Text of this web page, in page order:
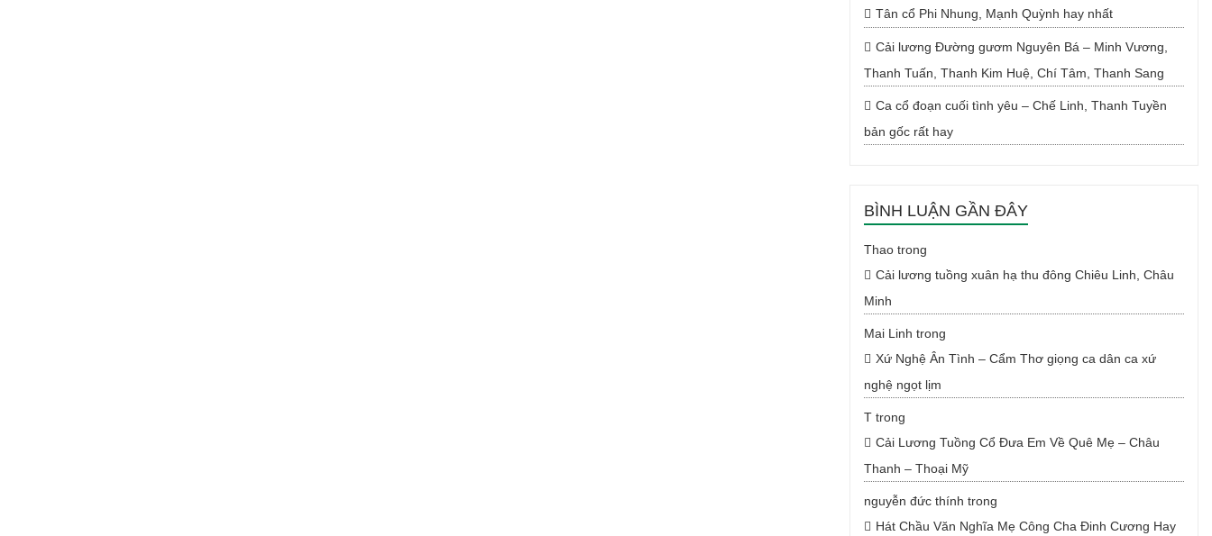
Tân cổ Phi Nhung, Mạnh Quỳnh hay nhất
Cải lương Đường gươm Nguyên Bá – Minh Vương,
Thanh Tuấn, Thanh Kim Huệ, Chí Tâm, Thanh Sang
Ca cổ đoạn cuối tình yêu – Chế Linh, Thanh Tuyền
bản gốc rất hay
BÌNH LUẬN GẦN ĐÂY
Thaotrong
Cải lương tuồng xuân hạ thu đông Chiêu Linh, Châu
Minh
Mai Linh trong
Xứ Nghệ Ân Tình – Cẩm Thơ giọng ca dân ca xứ
nghệ ngọt lịm
Ttrong
Cải Lương Tuồng Cổ Đưa Em Về Quê Mẹ – Châu
Thanh – Thoại Mỹ
nguyễn đức thính trong
Hát Chầu Văn Nghĩa Mẹ Công Cha Đinh Cương Hay